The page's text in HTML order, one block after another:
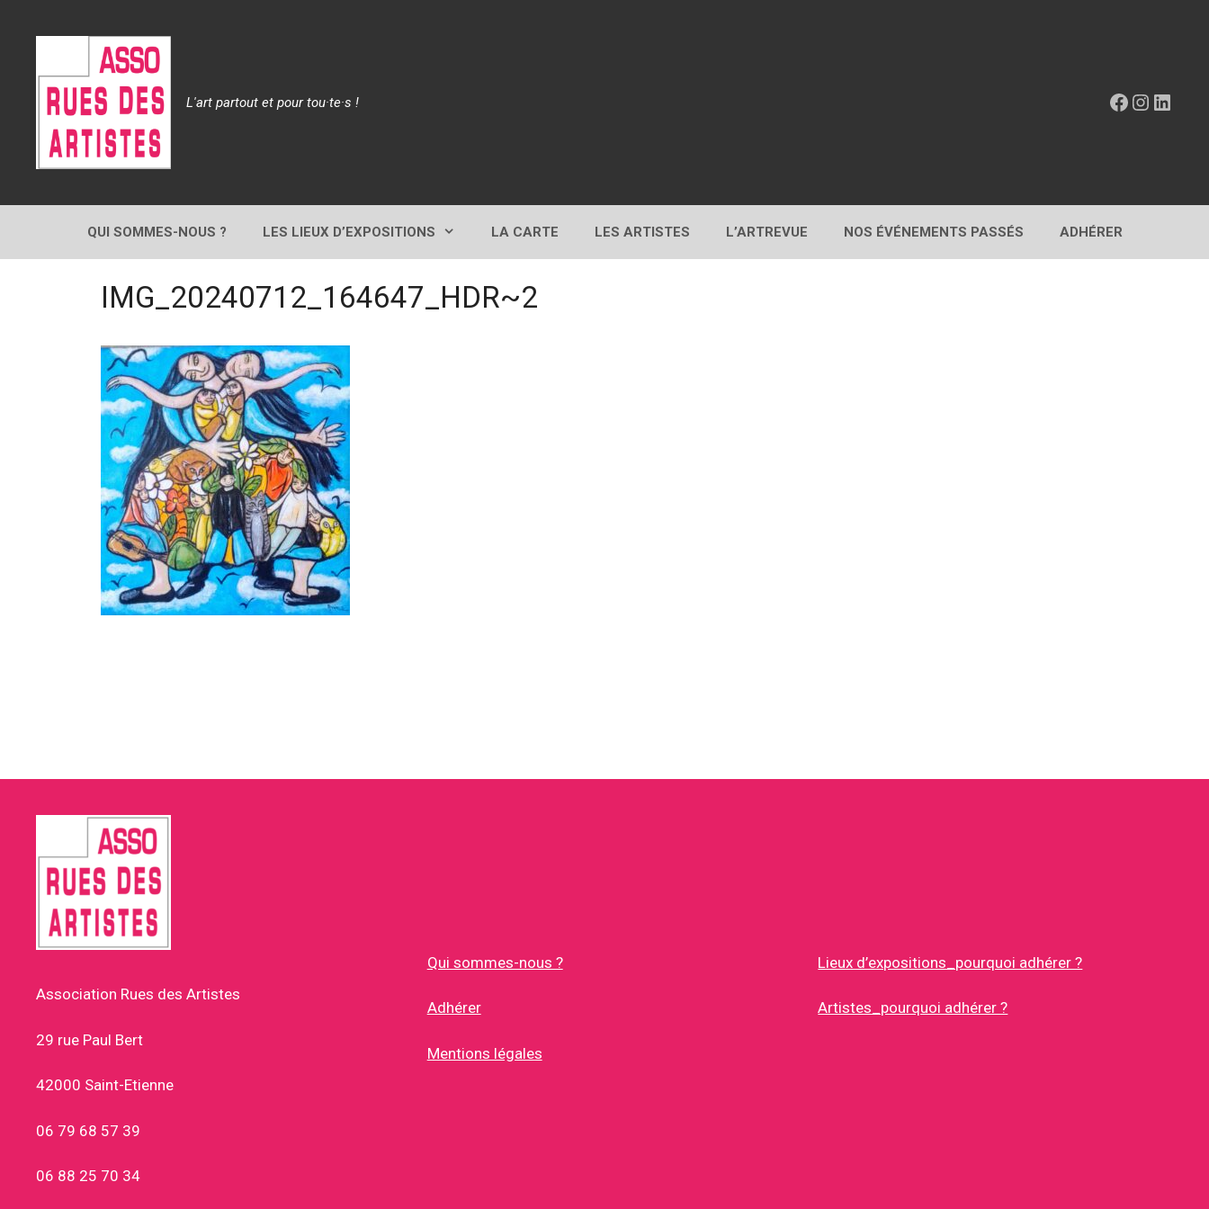
L'art partout et pour tou·te·s ! Facebook
QUI SOMMES-NOUS ? LES LIEUX D’EXPOSITIONS LA CARTE LES ARTISTES L’ARTREVUE NOS ÉVÉNEMENTS PASSÉS ADHÉRER
IMG_20240712_164647_HDR~2
Association Rues des Artistes
29 rue Paul Bert
42000 Saint-Etienne
06 79 68 57 39
06 88 25 70 34
Qui sommes-nous ?
Adhérer
Mentions légales
Lieux d’expositions_pourquoi adhérer ?
Artistes_pourquoi adhérer ?